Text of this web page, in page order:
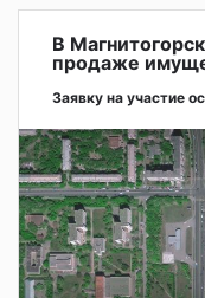
В
продаже
Заявку на участие